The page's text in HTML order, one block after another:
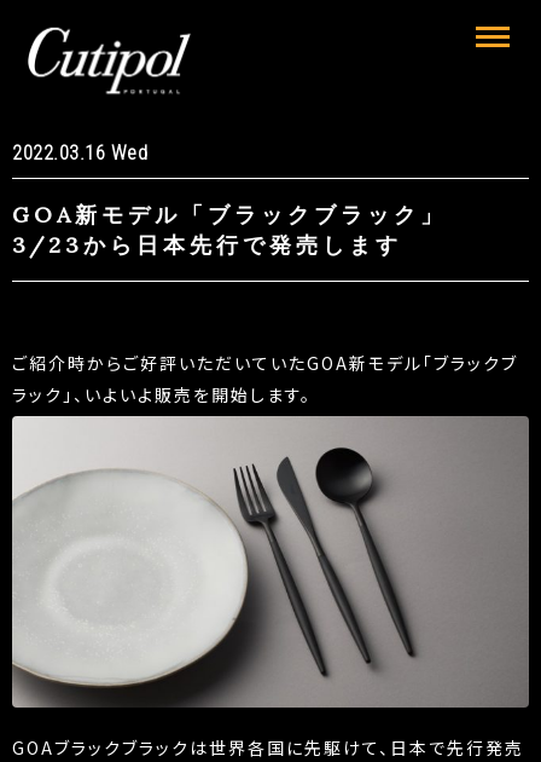
2022.03.16 Wed
GOA新モデル「ブラックブラック」
3/23から日本先行で発売します
ご紹介時からご好評いただいていたGOA新モデル「ブラックブ
ラック」、いよいよ販売を開始します。
GOAブラックブラックは世界各国に先駆けて、日本で先行発売